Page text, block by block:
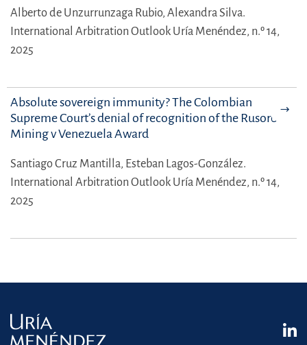
Alberto de Unzurrunzaga Rubio, Alexandra Silva.
International Arbitration Outlook Uría Menéndez, n.º 14,
2025
Absolute sovereign immunity? The Colombian
Supreme Court’s denial of recognition of the Rusoro
Mining v Venezuela Award
Santiago Cruz Mantilla, Esteban Lagos-González.
International Arbitration Outlook Uría Menéndez, n.º 14,
2025